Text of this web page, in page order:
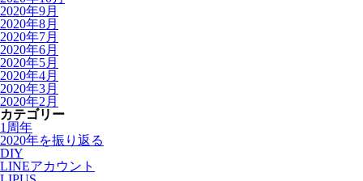
2020年9月
2020年8月
2020年7月
2020年6月
2020年5月
2020年4月
2020年3月
2020年2月
カテゴリー
1周年
2020年を振り返る
DIY
LINEアカウント